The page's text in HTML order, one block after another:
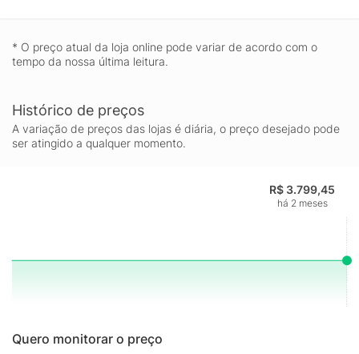
* O preço atual da loja online pode variar de acordo com o
tempo da nossa última leitura.
Histórico de preços
A variação de preços das lojas é diária, o preço desejado pode
ser atingido a qualquer momento.
R$ 3.799,45
há 2 meses
Quero monitorar o preço